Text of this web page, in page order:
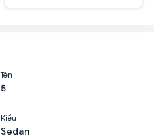
Tên
5
Kiểu
Sedan